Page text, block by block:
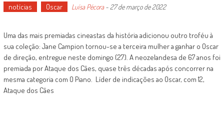
notícias Oscar Luísa Pécora-27 de março de 2022
Uma das mais premiadas cineastas da história adicionou outro troféu à
sua coleção: Jane Campion tornou-se a terceira mulher a ganhar o Oscar
de direção, entregue neste domingo (27). A neozelandesa de 67 anos foi
premiada por Ataque dos Cães, quase três décadas após concorrer na
mesma categoria com O Piano. Líder de indicações ao Oscar, com 12,
Ataque dos Cães